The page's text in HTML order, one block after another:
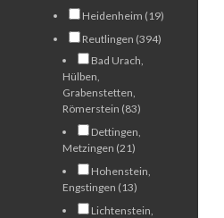
Heidenheim (19)
Reutlingen (394)
Bad Urach,
Hülben,
Grabenstetten,
Römerstein (83)
Dettingen,
Metzingen (21)
Hohenstein,
Engstingen (13)
Lichtenstein,